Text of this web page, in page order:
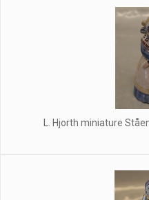
L. Hjorth miniature